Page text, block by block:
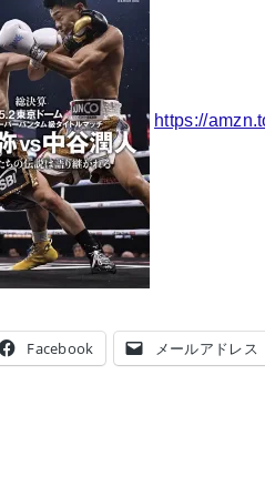
https://
Facebook メールアドレス